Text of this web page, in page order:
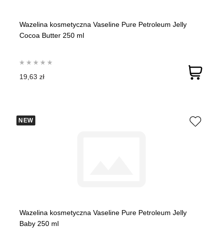
Wazelina kosmetyczna Vaseline Pure Petroleum Jelly
Cocoa Butter 250 ml
19,63 zł
NEW
Wazelina kosmetyczna Vaseline Pure Petroleum Jelly
Baby 250 ml